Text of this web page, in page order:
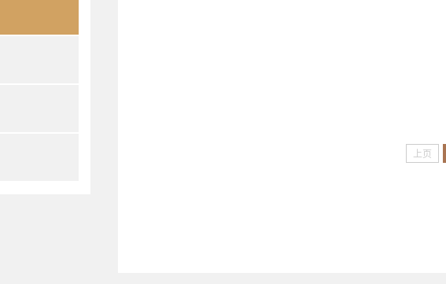
上页